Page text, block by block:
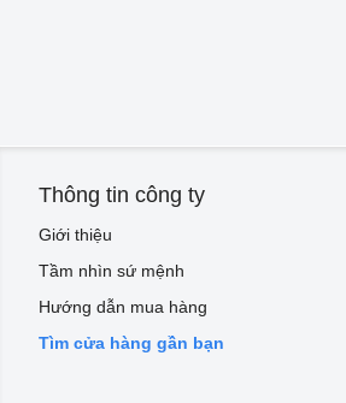
Thông tin công ty
Giới thiệu
Tầm nhìn sứ mệnh
Hướng dẫn mua hàng
Tìm cửa hàng gần bạn